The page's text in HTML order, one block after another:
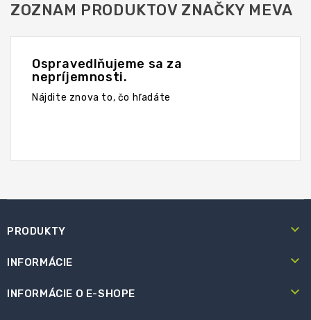
ZOZNAM PRODUKTOV ZNAČKY MEVA
Ospravedlňujeme sa za
nepríjemnosti.
Nájdite znova to, čo hľadáte
PRODUKTY 
INFORMÁCIE 
INFORMÁCIE O E-SHOPE 